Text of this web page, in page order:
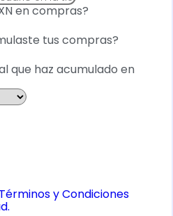
en compras?
tus compras?
que haz acumulado en
Términos y Condiciones